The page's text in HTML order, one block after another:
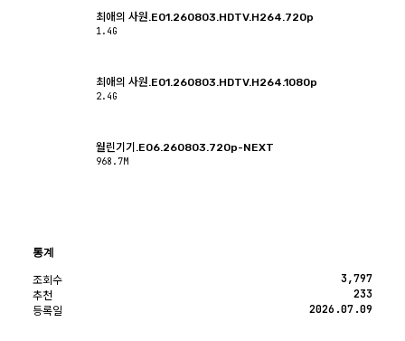
최애의 사원.E01.260803.HDTV.H264.720p
1.4G
최애의 사원.E01.260803.HDTV.H264.1080p
2.4G
월린기기.E06.260803.720p-NEXT
968.7M
통계
조회수 3,797
추천 233
등록일 2026.07.09